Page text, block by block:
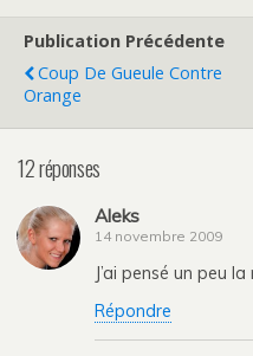
Publication Précédente
Coup De Gueule Contre
Orange
12 réponses
Aleks
14 novembre 2009
J’ai pensé un peu
Répondre